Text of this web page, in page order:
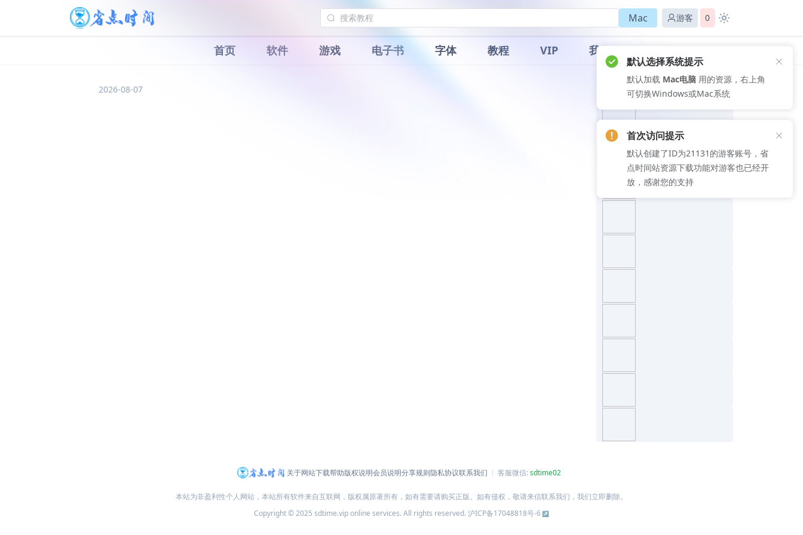
Mac 游客 0
首页 软件 游戏 电子书 字体 教程 VIP 我的
2026-08-07 推荐文章
关于网站下载帮助版权说明会员说明分享规则隐私协议联系我们 客服微信:sdtime02
本站为非盈利性个人网站，本站所有软件来自互联网，版权属原著所有，如有需要请购买正版。如有侵权，敬请来信联系我们，我们立即删除。
Copyright © 2025 sdtime.vip online services. All rights reserved.沪ICP备17048818号-6
默认选择系统提示
默认加载 Mac电脑 用的资源，右上角
可切换Windows或Mac系统
首次访问提示
默认创建了ID为21131的游客账号，省
点时间站资源下载功能对游客也已经开
放，感谢您的支持